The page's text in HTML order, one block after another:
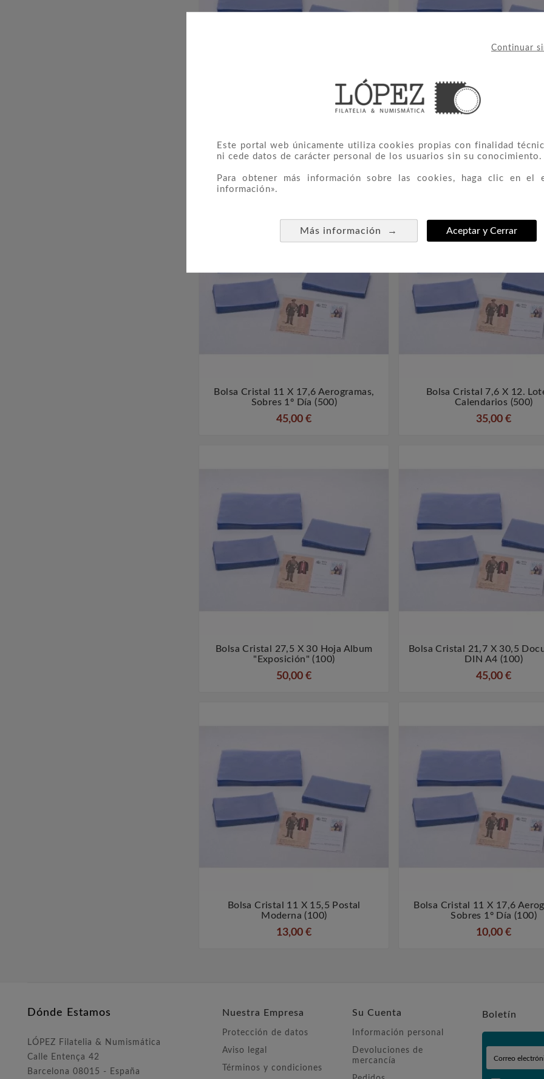
Continuar
Este portal web únicamente utiliza cookies propias con finalidad
ni cede datos de carácter personal de los usuarios sin su conocimiento.
Para obtener más información sobre las cookies, haga clic en el
información».
Más información → Aceptar y Cerrar
 
DIN A4 (500)
195,00 €
 
(500)
65,00 €
 
Bolsa Cristal 11 X 17,6 Aerogramas,
Sobres 1º Día (500)
45,00 €
 
Bolsa Cristal 7,6 X 12.
Calendarios (500)
35,00 €
 
Bolsa Cristal 27,5 X 30 Hoja Album
"Exposición" (100)
50,00 €
 
Bolsa Cristal 21,7 X 30,5
DIN A4 (100)
45,00 €
 
Bolsa Cristal 11 X 15,5 Postal
Moderna (100)
13,00 €
 
Bolsa Cristal 11 X 17,6
Sobres 1º Día (100)
10,00 €
Dónde Estamos
LÓPEZ Filatelia & Numismática
Calle Entença 42
Barcelona 08015 - España
Nuestra Empresa
Protección de datos
Aviso legal
Términos y condiciones
Su Cuenta
Información personal
Devoluciones de
mercancía
Boletín